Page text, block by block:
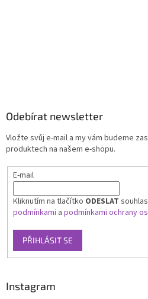
Odebírat newsletter
Vložte svůj e-mail a my vám budeme
produktech na našem e-shopu.
E-mail
Kliknutím na tlačítko ODESLAT
podmínkami a podmínkami ochrany
PŘIHLÁSIT SE
Instagram